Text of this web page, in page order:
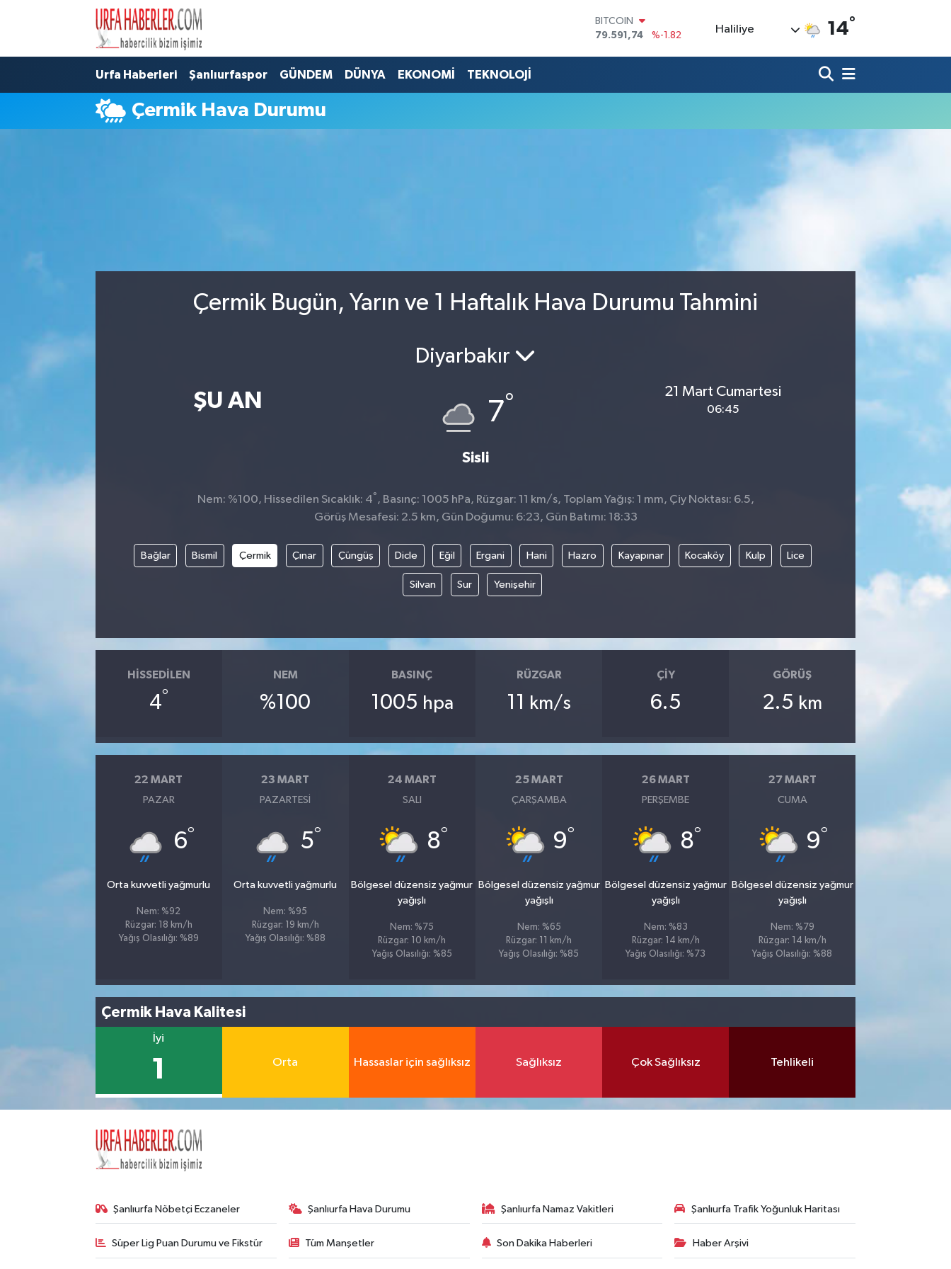
79.591,74
DOLAR
STERLİN
Haliliye 14°
Urfa Haberleri Şanlıurfaspor GÜNDEM DÜNYA EKONOMİ TEKNOLOJİ
Çermik Hava Durumu
Çermik Bugün, Yarın ve 1 Haftalık Hava Durumu Tahmini
ŞU AN
Diyarbakır
7°
Sisli
21 Mart Cumartesi
06:45
Nem: %100, Hissedilen Sıcaklık: 4° , Basınç: 1005 hPa, Rüzgar: 11 km/s, Toplam Yağış: 1 mm, Çiy Noktası: 6.5,
Görüş Mesafesi: 2.5 km, Gün Doğumu: 6:23, Gün Batımı: 18:33
Bağlar Bismil Çermik Çınar Çüngüş Dicle Eğil Ergani Hani Hazro Kayapınar Kocaköy Kulp Lice
Silvan Sur Yenişehir
HISSEDILEN
4°
NEM
%100
BASINÇ
1005 hpa
RÜZGAR
11 km/s
ÇIY
6.5
GÖRÜŞ
2.5 km
22 MART
PAZAR
6°
Orta kuvvetli yağmurlu
Nem: %92
Rüzgar: 18 km/h
Yağış Olasılığı: %89
23 MART
PAZARTESI
5°
Orta kuvvetli yağmurlu
Nem: %95
Rüzgar: 19 km/h
Yağış Olasılığı: %88
24 MART
SALI
8°
Bölgesel düzensiz yağmur
yağışlı
Nem: %75
Rüzgar: 10 km/h
Yağış Olasılığı: %85
25 MART
ÇARŞAMBA
9°
Bölgesel düzensiz yağmur
yağışlı
Nem: %65
Rüzgar: 11 km/h
Yağış Olasılığı: %85
26 MART
PERŞEMBE
8°
Bölgesel düzensiz yağmur
yağışlı
Nem: %83
Rüzgar: 14 km/h
Yağış Olasılığı: %73
27 MART
CUMA
9°
Bölgesel düzensiz yağmur
yağışlı
Nem: %79
Rüzgar: 14 km/h
Yağış Olasılığı: %88
Çermik Hava Kalitesi
İyi
1 Orta Hassaslar için sağlıksız Sağlıksız Çok Sağlıksız Tehlikeli
Şanlıurfa Nöbetçi Eczaneler Şanlıurfa Hava Durumu Şanlıurfa Namaz Vakitleri Şanlıurfa Trafik Yoğunluk Haritası
Süper Lig Puan Durumu ve Fikstür Tüm Manşetler Son Dakika Haberleri Haber Arşivi
Şanlıurfa Nöbetçi Eczaneler
Şanlıurfa Namaz Vakitleri
Son Dakika Haberleri